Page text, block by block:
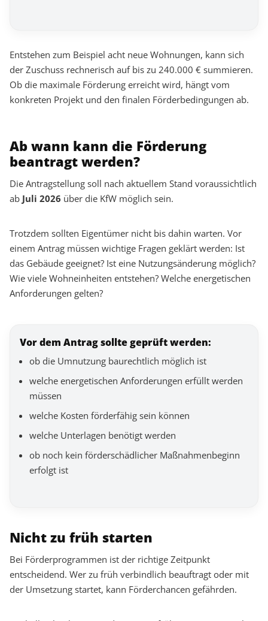
Entstehen zum Beispiel acht neue Wohnungen, kann sich
der Zuschuss rechnerisch auf bis zu 240.000 € summieren.
Ob die maximale Förderung erreicht wird, hängt vom
konkreten Projekt und den finalen Förderbedingungen ab.
Ab wann kann die Förderung
beantragt werden?
Die Antragstellung soll nach aktuellem Stand voraussichtlich
ab Juli 2026 über die KfW möglich sein.
Trotzdem sollten Eigentümer nicht bis dahin warten. Vor
einem Antrag müssen wichtige Fragen geklärt werden: Ist
das Gebäude geeignet? Ist eine Nutzungsänderung möglich?
Wie viele Wohneinheiten entstehen? Welche energetischen
Anforderungen gelten?
Vor dem Antrag sollte geprüft werden:
ob die Umnutzung baurechtlich möglich ist
welche energetischen Anforderungen erfüllt werden
müssen
welche Kosten förderfähig sein können
welche Unterlagen benötigt werden
ob noch kein förderschädlicher Maßnahmenbeginn
erfolgt ist
Nicht zu früh starten
Bei Förderprogrammen ist der richtige Zeitpunkt
entscheidend. Wer zu früh verbindlich beauftragt oder mit
der Umsetzung startet, kann Förderchancen gefährden.